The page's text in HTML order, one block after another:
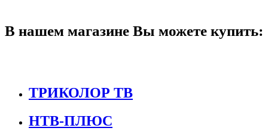
В нашем магазине Вы можете купить:
ТРИКОЛОР ТВ
НТВ-ПЛЮС